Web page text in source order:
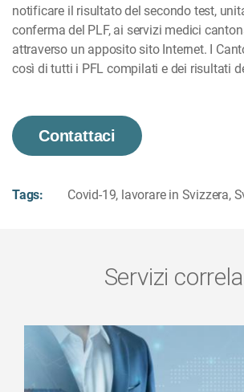
notificare il risultato del secondo test,
conferma del PLF, ai servizi medici
attraverso un apposito sito Internet. I
così di tutti i PFL compilati e dei risultati
Contattaci
Tags: Covid-19, lavorare in Svizzera,
Servizi